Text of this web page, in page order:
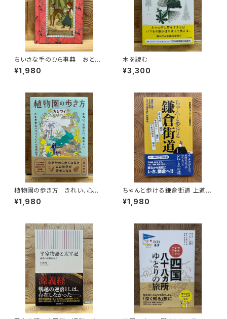
ちいさな手のひら事典 おとぎ
話
¥1,980
木を読む
¥3,300
植物園の歩き方 きれい、心地
よい、愛おしい さまざまな「うつ
くしい」を求めて
¥1,980
ちゃんと歩ける鎌倉街道 上道・
中道・下道
¥1,980